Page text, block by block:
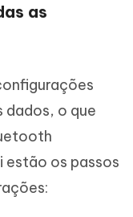
as
dados, o que
os passos